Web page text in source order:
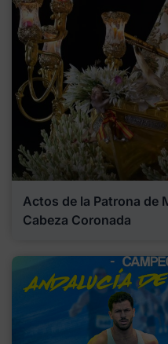
Actos de la Patrona de
Cabeza Coronada